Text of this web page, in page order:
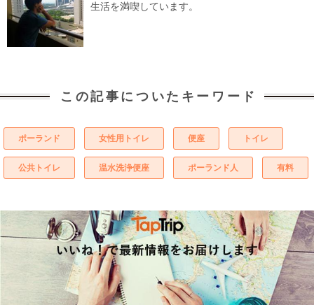
生活を満喫しています。
この記事についたキーワード
ポーランド 女性用トイレ 便座 トイレ
公共トイレ 温水洗浄便座 ポーランド人 有料